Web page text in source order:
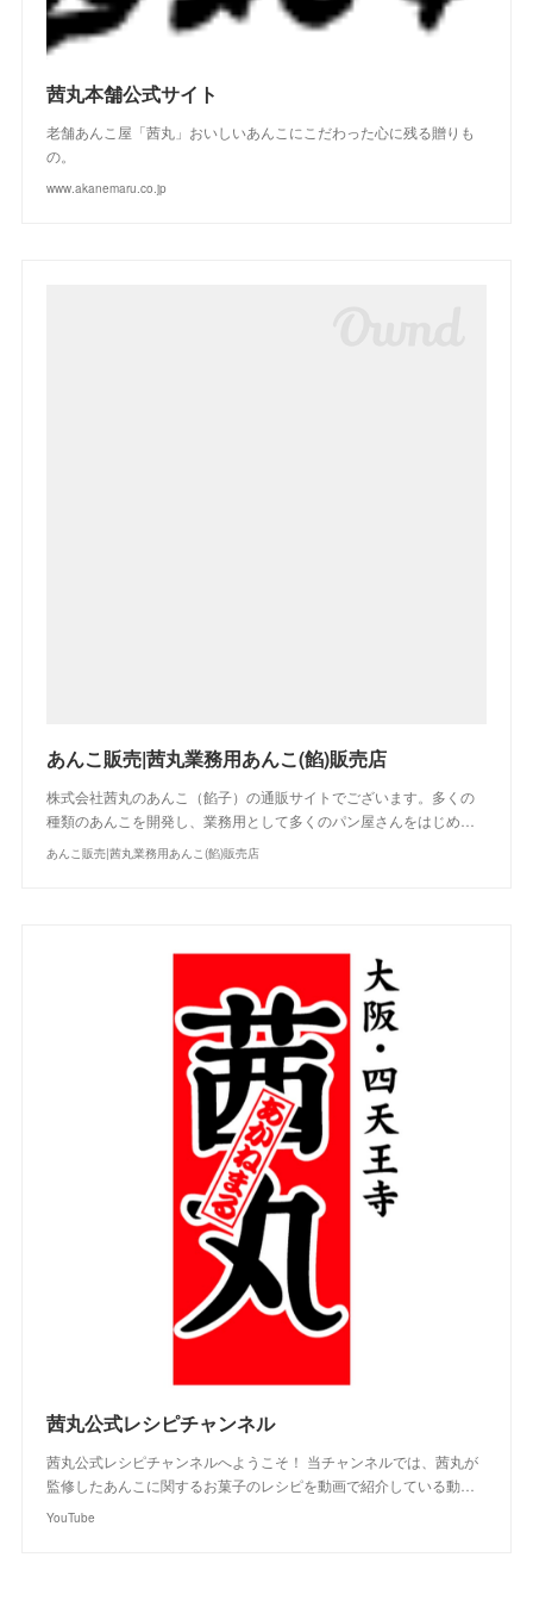
茜丸本舗公式サイト
老舗あんこ屋「茜丸」おいしいあんこにこだわった心に残る贈りも
の。
www.akanemaru.co.jp
あんこ販売|茜丸業務用あんこ(餡)販売店
株式会社茜丸のあんこ（餡子）の通販サイトでございます。多くの
種類のあんこを開発し、業務用として多くのパン屋さんをはじめ…
あんこ販売|茜丸業務用あんこ(餡)販売店
茜丸公式レシピチャンネル
茜丸公式レシピチャンネルへようこそ！ 当チャンネルでは、茜丸が
監修したあんこに関するお菓子のレシピを動画で紹介している動…
YouTube